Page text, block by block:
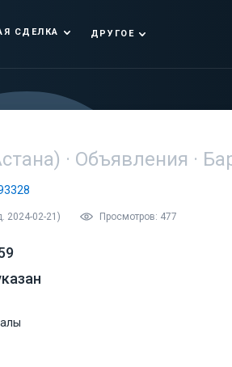
СДЕЛКА ДРУГОЕ
· Объявления ·
2024-02-21) Просмотров: 477